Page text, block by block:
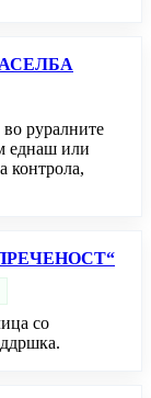
руралните
еднаш или
контрола,
со